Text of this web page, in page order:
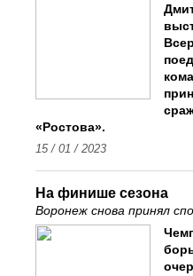
«Ростова».
15 / 01 / 2023
На финише сезона
Воронеж снова принял